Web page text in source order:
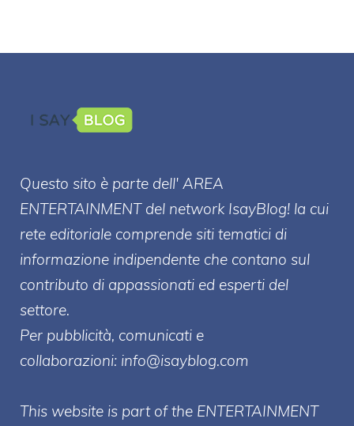
Questo sito è parte dell' AREA
ENTERTAINMENT del network IsayBlog! la cui
rete editoriale comprende siti tematici di
informazione indipendente che contano sul
contributo di appassionati ed esperti del
settore.
Per pubblicità, comunicati e
collaborazioni: info@isayblog.com
This website is part of the ENTERTAINMENT